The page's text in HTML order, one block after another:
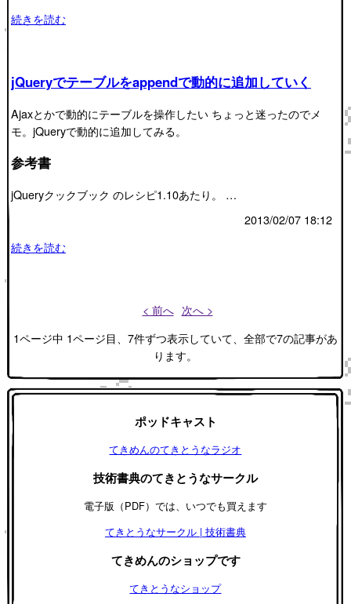
続きを読む
jQueryでテーブルをappendで動的に追加していく
Ajaxとかで動的にテーブルを操作したい ちょっと迷ったのでメ
モ。jQueryで動的に追加してみる。
参考書
jQueryクックブック のレシピ1.10あたり。 …
2013/02/07 18:12
続きを読む
< 前へ 次へ >
1ページ中 1ページ目、7件ずつ表示していて、全部で7の記事があ
ります。
ポッドキャスト
てきめんのてきとうなラジオ
技術書典のてきとうなサークル
電子版（PDF）では、いつでも買えます
てきとうなサークル | 技術書典
てきめんのショップです
てきとうなショップ